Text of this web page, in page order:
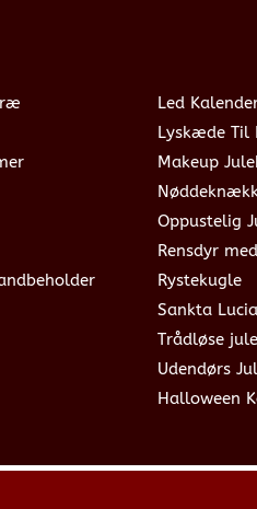
Led
Lyskæde Til
Makeup
Oppustelig
Rensdyr
Rystekugle
Sankta Lucia
Trådløse
Udendørs
Halloween